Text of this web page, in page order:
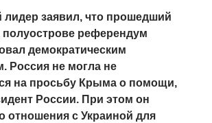
лидер заявил, что прошедший
полуострове референдум
демократическим
Россия не могла не
на просьбу Крыма о помощи,
России. При этом он
отношения с Украиной для